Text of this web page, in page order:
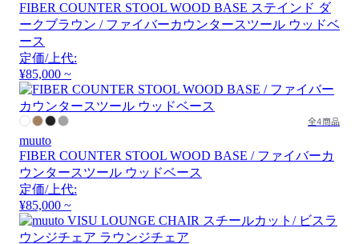
FIBER COUNTER STOOL WOOD BASE ステインド ダ
ークブラウン / ファイバーカウンタースツール ウッドベ
ース
定価/上代:
¥85,000 ~
全4商品
muuto
FIBER COUNTER STOOL WOOD BASE / ファイバーカ
ウンタースツール ウッドベース
定価/上代:
¥85,000 ~